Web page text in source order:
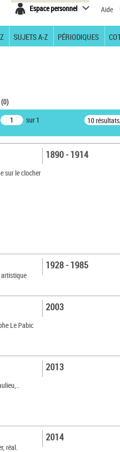
Espace personnel Aide
SUJETS A-Z PÉRIODIQUES
(0)
sur 1 10
sur le clocher
1890 - 1914
artistique
1928 - 1985
Le Pabic
2003
2013
réal.
2014